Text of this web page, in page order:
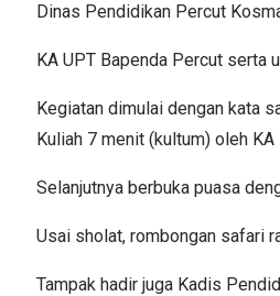
Dinas Pendidikan Percut
KA UPT Bapenda Percut serta
Kegiatan dimulai dengan kata
Kuliah 7 menit (kultum) oleh
Selanjutnya berbuka puasa
Usai sholat, rombongan safari
Tampak hadir juga Kadis